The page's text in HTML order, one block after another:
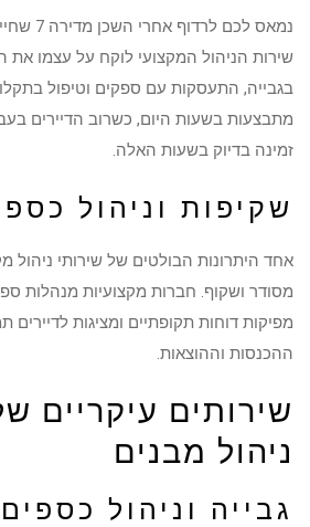
שירות הניהול המקצועי לוקח על עצמו את
בגבייה, התעסקות עם ספקים וטיפול בתקלות.
מתבצעות בשעות היום, כשרוב הדיירים
זמינה בדיוק בשעות האלה.
שקיפות וניהול
אחד היתרונות הבולטים של שירותי ניהול
מסודר ושקוף. חברות מקצועיות מנהלות
מפיקות דוחות תקופתיים ומציגות לדיירים
ההכנסות וההוצאות.
שירותים עיקריים
ניהול מבנים
גבייה וניהול כספים